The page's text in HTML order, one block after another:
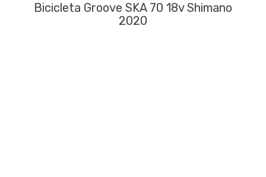
Bicicleta Groove SKA 70 18v Shimano
2020